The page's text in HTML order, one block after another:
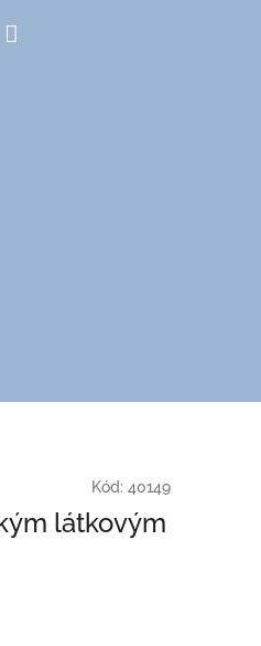
Kód: 40149
látkovým